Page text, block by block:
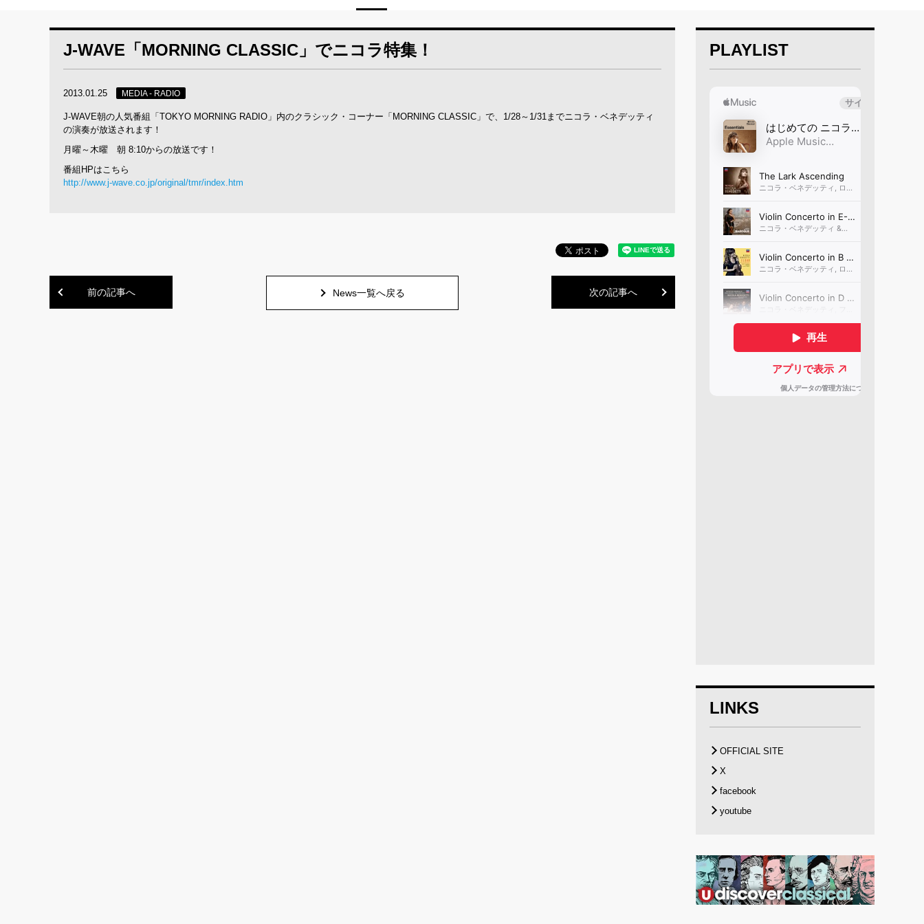
J-WAVE「MORNING CLASSIC」でニコラ特集！
2013.01.25 MEDIA - RADIO
J-WAVE朝の人気番組「TOKYO MORNING RADIO」内のクラシック・コーナー「MORNING CLASSIC」で、1/28～1/31までニコラ・ベネデッティ
の演奏が放送されます！
月曜～木曜 朝 8:10からの放送です！
番組HPはこちら
http://www.j-wave.co.jp/original/tmr/index.htm
前の記事へ 次の記事へ
News一覧へ戻る
PLAYLIST
LINKS
OFFICIAL SITE
X
facebook
youtube